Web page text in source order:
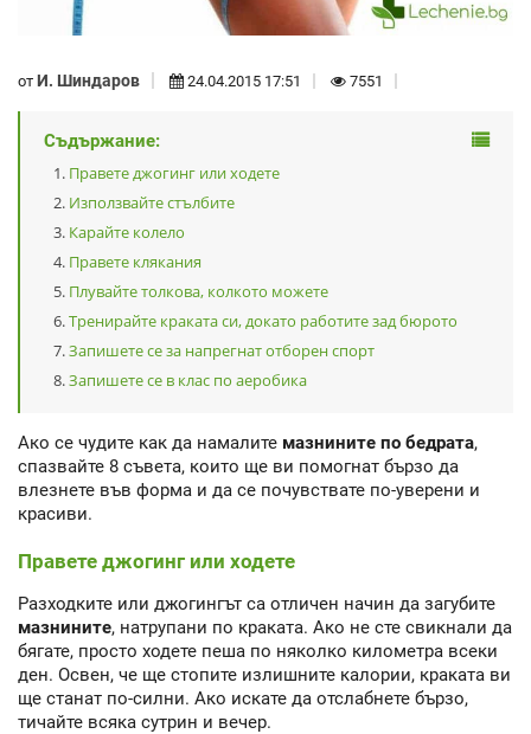
от И. Шиндаров 24.04.2015 17:51 7551
Съдържание:
Правете джогинг или ходете
Използвайте стълбите
Карайте колело
Правете клякания
Плувайте толкова, колкото можете
Тренирайте краката си, докато работите зад бюрото
Запишете се за напрегнат отборен спорт
Запишете се в клас по аеробика
Ако се чудите как да намалите мазнините по бедрата,
спазвайте 8 съвета, които ще ви помогнат бързо да
влезнете във форма и да се почувствате по-уверени и
красиви.
Правете джогинг или ходете
Разходките или джогингът са отличен начин да загубите
мазнините, натрупани по краката. Ако не сте свикнали да
бягате, просто ходете пеша по няколко километра всеки
ден. Освен, че ще стопите излишните калории, краката ви
ще станат по-силни. Ако искате да отслабнете бързо,
тичайте всяка сутрин и вечер.